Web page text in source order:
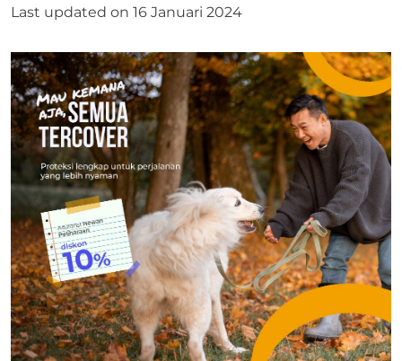
Last updated on 16 Januari 2024